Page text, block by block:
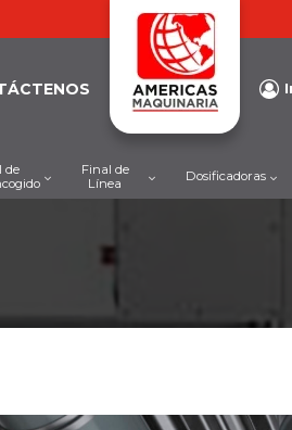
de
Final de
Línea
Dosificadoras